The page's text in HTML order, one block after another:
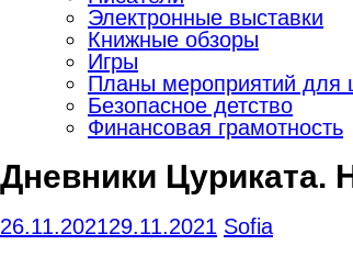
Электронные выставки
Книжные обзоры
Игры
Планы мероприятий для
Безопасное детство
Финансовая грамотность
Дневники Цуриката.
26.11.202129.11.2021 Sofia